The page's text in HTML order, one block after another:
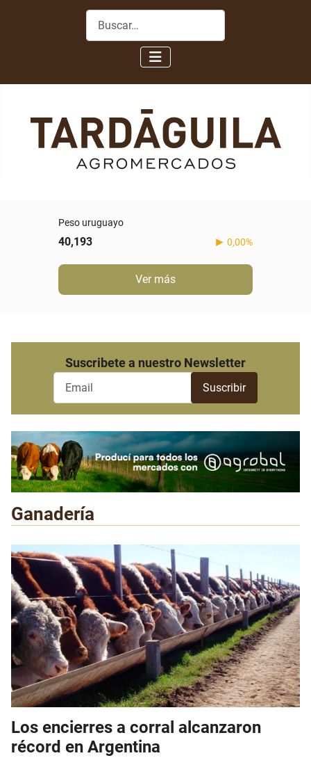
Buscar
Real
5,088 -0,60%
Ver más
Suscribete a nuestro Newsletter
Ganadería
Los encierres a corral alcanzaron
récord en Argentina